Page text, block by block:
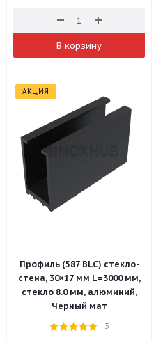
В корзину
АКЦИЯ
Профиль (587 BLC) стекло-
стена, 30×17 мм L=3000 мм,
стекло 8.0 мм, алюминий,
Черный мат
3